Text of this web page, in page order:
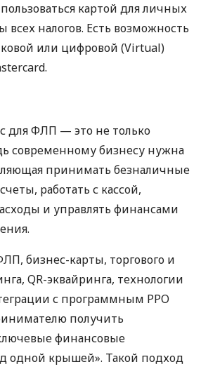
картой для личных
всех налогов. Есть возможность
или цифровой (Virtual)
для ФЛП — это не только
современному бизнесу нужна
принимать безналичные
работать с кассой,
и управлять финансами
бизнес-карты, торгового и
QR-эквайринга, технологии
с программным РРО
получить
финансовые
одной крышей». Такой подход